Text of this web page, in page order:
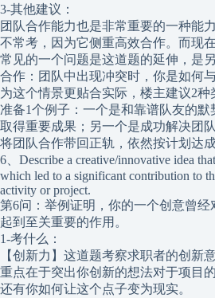
3-其他建议：
团队合作能力也是非常重要的一种能
不常考，因为它侧重高效合作。而现
常见的一个问题是这道题的延伸，是
合作：团队中出现冲突时，你是如何
为这个情景更贴合实际，楼主建议2
准备1个例子：一个是和靠谱队友的默
取得重要成果；另一个是成功解决团
将团队合作带回正轨，依然按计划达成
6、Describe a creative/innovative idea
which led to a significant contribution to
activity or project.
第6问：举例证明，你的一个创意曾经
起到至关重要的作用。
1-考什么：
【创新力】这道题考察求职者的创新
重点在于突出你创新的想法对于项目
还有你如何让这个点子变为现实。